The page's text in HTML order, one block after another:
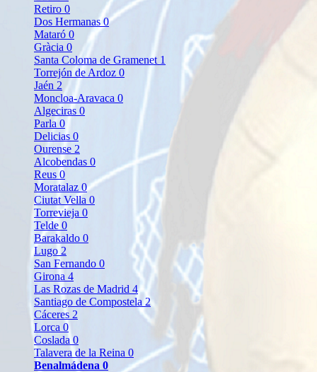
Retiro 0
Dos Hermanas0
Mataró 0
Gràcia 0
Santa Coloma de Gramenet 1
Torrejón de Ardoz 0
Jaén 2
Moncloa-Aravaca 0
Algeciras 0
Parla 0
Delicias 0
Ourense 2
Alcobendas 0
Reus 0
Moratalaz 0
Ciutat Vella 0
Torrevieja 0
Telde 0
Barakaldo 0
Lugo 2
San Fernando 0
Girona 4
Las Rozas de Madrid 4
Santiago de Compostela2
Cáceres 2
Lorca 0
Coslada 0
Talavera de la Reina 0
Benalmádena 0